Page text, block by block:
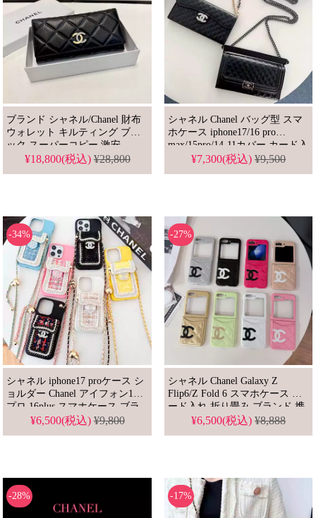
ブランド シャネル/Chanel 財布
ウォレット キルティング ブラ
ック スーパーコピー 激安
¥18,800(税込)¥28,800
シャネル Chanel バッグ型 スマ
ホケース iphone17/16 pro
max/15pro/14-11カバー カード入
れ 鏡付き ブランドコピー
¥7,300(税込)¥9,500
-34%
シャネル iphone17 proケース シ
ョルダー Chanel アイフォン16
プロ 16plus スマホケース ブラ
ンド カード収納 女子 おしゃれ
¥6,500(税込)¥9,800
-27%
シャネル Chanel Galaxy Z
Flip6/Z Fold 6 スマホケース カ
ード入れ 折り畳み ブランド 携
帯カバー ファッション感 エナ
¥6,500(税込)¥8,888
-28% -17%